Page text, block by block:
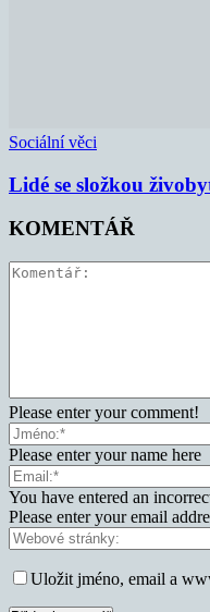
Sociální věci
Lidé se složkou
KOMENTÁŘ
Please enter your comment!
Please enter your name here
You have entered an
Please enter your email
Uložit jméno, email a